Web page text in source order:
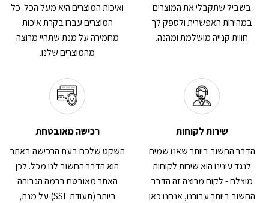
בשביל שתקבלי את המוצרים
במהירות האפשרית ולספק לך
חווית קנייה מושלמת ומהנה.
ואיכות המוצרים היא מעל הכל. כל
המוצרים עברו בקרת איכות
מחמירה על מנת שתהיי מרוצה
מהמוצרים שלנו.
שירות לקוחות
הדבר החשוב ביותר שאנו שמים
לנגד עינינו הוא שירות לקוחות
מוצלח - לקוח מרוצה זה הדבר
החשוב ביותר עבורנו, אנחנו כאן
רכישה מאובטחת
השקט שלכם בעת הרכישה באתר
הוא הדבר החשוב לנו מכל. לכן
האתר מאובטח ברמה הגבוהה
ביותר (תעודת SSL) על מנת,